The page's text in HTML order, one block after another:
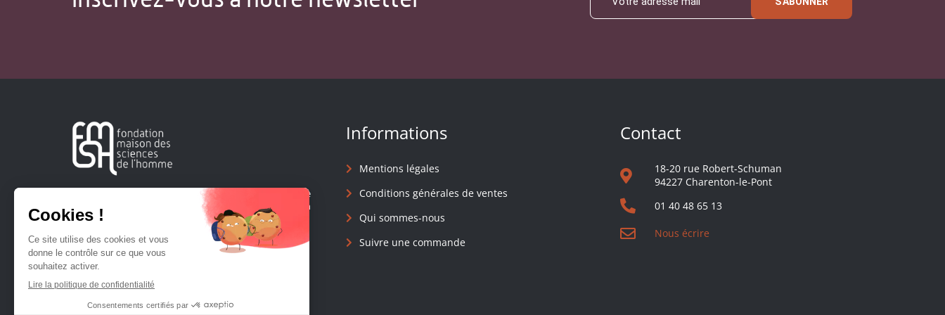
Créée en 1963, la Fondation Maison Sciences de l'Homme
soutient la recherche et la diffusion des connaissances en
sciences humaines et sociales.
Informations
Mentions légales
Conditions générales de ventes
Qui sommes-nous
Suivre une commande
Contact
18-20 rue Robert-Schuman
94227 Charenton-le-Pont
01 40 48 65 13
Nous écrire